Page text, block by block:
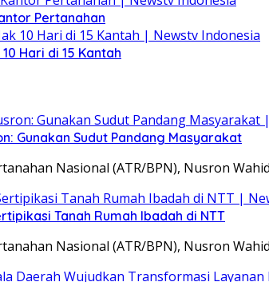
Pertanahan
Hari di 15 Kantah
Gunakan Sudut Pandang Masyarakat
Nasional (ATR/BPN), Nusron
Tanah Rumah Ibadah di NTT
Nasional (ATR/BPN), Nusron